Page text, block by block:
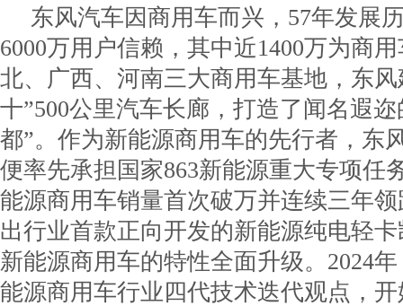
东风汽车因商用车而兴，57年发展
6000万用户信赖，其中近1400万为商
北、广西、河南三大商用车基地，东
十”500公里汽车长廊，打造了闻名遐
都”。作为新能源商用车的先行者，东
便率先承担国家863新能源重大专项任
能源商用车销量首次破万并连续三年
出行业首款正向开发的新能源纯电轻
新能源商用车的特性全面升级。2024
能源商用车行业四代技术迭代观点，